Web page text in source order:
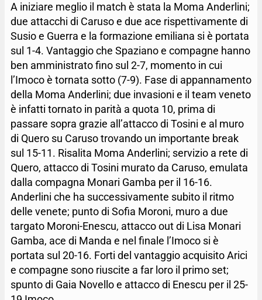
A iniziare meglio il match è stata la Moma Anderlini;
due attacchi di Caruso e due ace rispettivamente di
Susio e Guerra e la formazione emiliana si è portata
sul 1-4. Vantaggio che Spaziano e compagne hanno
ben amministrato fino sul 2-7, momento in cui
l’Imoco è tornata sotto (7-9). Fase di appannamento
della Moma Anderlini; due invasioni e il team veneto
è infatti tornato in parità a quota 10, prima di
passare sopra grazie all’attacco di Tosini e al muro
di Quero su Caruso trovando un importante break
sul 15-11. Risalita Moma Anderlini; servizio a rete di
Quero, attacco di Tosini murato da Caruso, emulata
dalla compagna Monari Gamba per il 16-16.
Anderlini che ha successivamente subito il ritmo
delle venete; punto di Sofia Moroni, muro a due
targato Moroni-Enescu, attacco out di Lisa Monari
Gamba, ace di Manda e nel finale l’Imoco si è
portata sul 20-16. Forti del vantaggio acquisito Arici
e compagne sono riuscite a far loro il primo set;
spunto di Gaia Novello e attacco di Enescu per il 25-